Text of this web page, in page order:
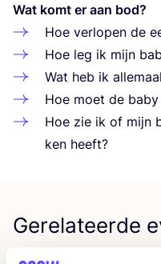
Wat komt er aan bod?
Hoe ver­lo­pen de
Hoe leg ik mijn
Wat heb ik
Hoe moet de
Hoe zie ik of mijn
ken heeft?
Gerelateerde